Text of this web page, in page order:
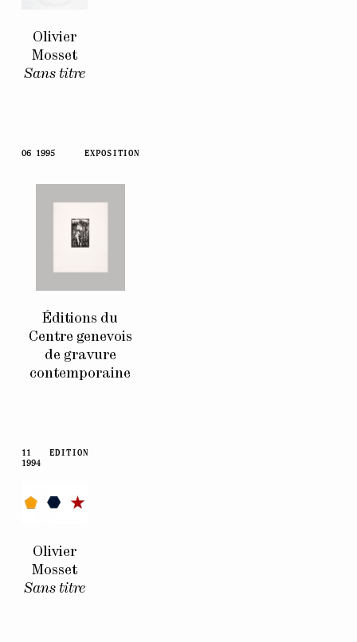
Olivier
Mosset
Sans titre
06 1995 EXPOSITION
Éditions du
Centre genevois
de gravure
contemporaine
11
1994
EDITION
Olivier
Mosset
Sans titre